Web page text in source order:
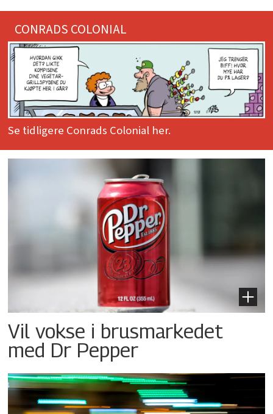
CONRADS COLONIAL
Se tidligere Conrads Colonial her.
Vil vokse i brusmarkedet
med Dr Pepper